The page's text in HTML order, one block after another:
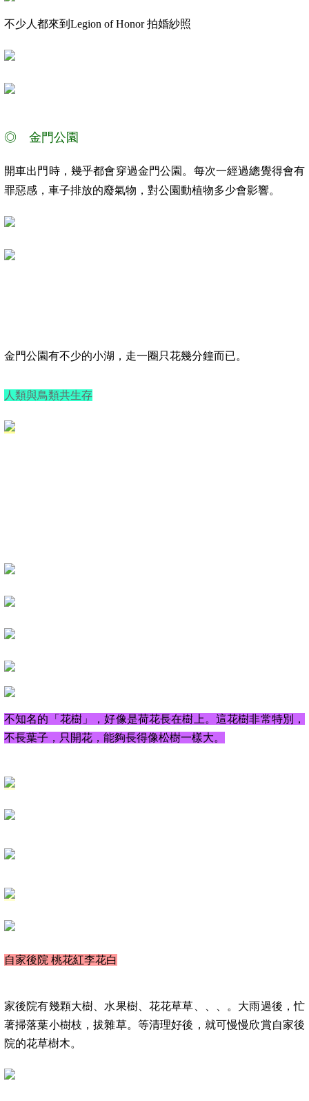
不少人都來到 Legion of Honor拍婚紗照
◎ 金門公園
開車出門時，幾乎都會穿過金門公園。每次一經過總覺得會有
罪惡感，車子排放的廢氣物，對公園動植物多少會影響。
金門公園有不少的小湖， 走一圈只花幾分鐘而已。
人類與鳥類共生存
不知名的「花樹」，好像是荷花長在樹上。這花樹非常特別，
不長葉子，只開花，能夠長得像松樹一樣大。
自家後院 桃花紅李花白
家後院有幾顆大樹、水果樹、花花草草、、、。大雨過後，忙
著掃落葉小樹枝，拔雜草。等清理好後，就可慢慢欣賞自家後
院的花草樹木。